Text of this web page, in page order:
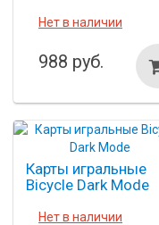
Нет в наличии
988 руб.
Карты игральные
Bicycle Dark Mode
Нет в наличии